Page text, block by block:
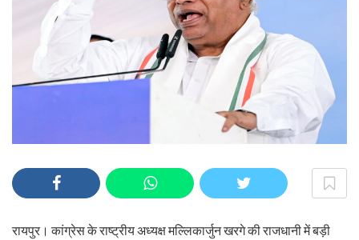
रायपुर। कांग्रेस के राष्ट्रीय अध्यक्ष मल्लिकार्जुन खरगे की राजधानी में बड़ी